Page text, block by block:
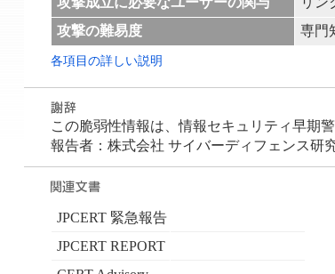
攻撃の難易度
専門
各項目の詳しい説明
この脆弱性情報は、情報セキュリティ早期
報告者：株式会社 サイバーディフェンス
JPCERT 緊急報告
JPCERT REPORT